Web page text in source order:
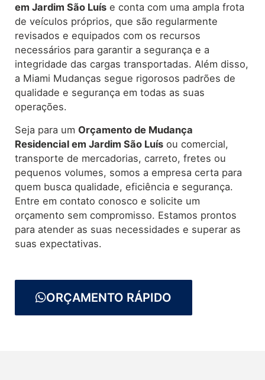
em Jardim São Luís e conta com uma ampla frota
de veículos próprios, que são regularmente
revisados e equipados com os recursos
necessários para garantir a segurança e a
integridade das cargas transportadas. Além disso,
a Miami Mudanças segue rigorosos padrões de
qualidade e segurança em todas as suas
operações.
Seja para um Orçamento de Mudança
Residencial em Jardim São Luís ou comercial,
transporte de mercadorias, carreto, fretes ou
pequenos volumes, somos a empresa certa para
quem busca qualidade, eficiência e segurança.
Entre em contato conosco e solicite um
orçamento sem compromisso. Estamos prontos
para atender as suas necessidades e superar as
suas expectativas.
ORÇAMENTO RÁPIDO